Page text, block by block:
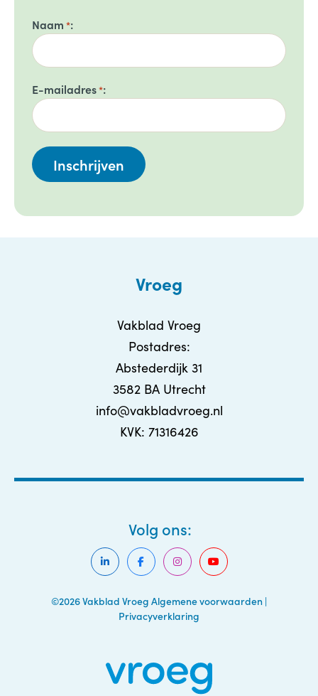
Naam *
E-mailadres*
Vroeg
Vakblad Vroeg
Postadres:
Abstederdijk 31
3582 BA Utrecht
info@vakbladvroeg.nl
KVK: 71316426
©2026 Vakblad Vroeg Algemene voorwaarden |
Privacyverklaring
Volg ons: